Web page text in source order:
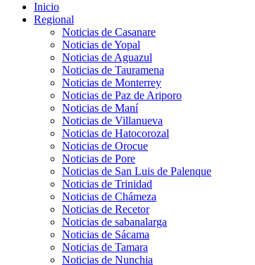
Inicio
Regional
Noticias de Casanare
Noticias de Yopal
Noticias de Aguazul
Noticias de Tauramena
Noticias de Monterrey
Noticias de Paz de Ariporo
Noticias de Maní
Noticias de Villanueva
Noticias de Hatocorozal
Noticias de Orocue
Noticias de Pore
Noticias de San Luis de Palenque
Noticias de Trinidad
Noticias de Chámeza
Noticias de Recetor
Noticias de sabanalarga
Noticias de Sácama
Noticias de Tamara
Noticias de Nunchia